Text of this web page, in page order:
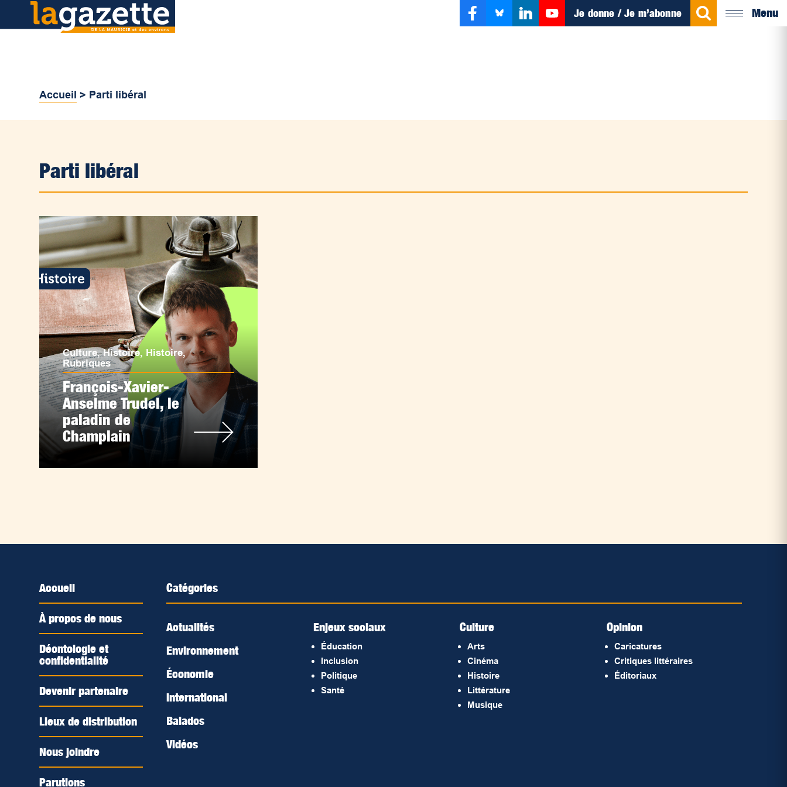
Je donne / Je m’abonne Menu
Accueil > Parti libéral
Parti libéral
Culture,Histoire, Histoire,
Rubriques
François-Xavier-
Anselme Trudel, le
paladin de
Champlain
Accueil
À propos de nous
Déontologie et
confidentialité
Devenir partenaire
Lieux de distribution
Nous joindre
Parutions
Catégories
Actualités
Environnement
Économie
International
Balados
Vidéos
Enjeux sociaux
Éducation
Inclusion
Politique
Santé
Culture
Arts
Cinéma
Histoire
Littérature
Musique
Opinion
Caricatures
Critiques littéraires
Éditoriaux